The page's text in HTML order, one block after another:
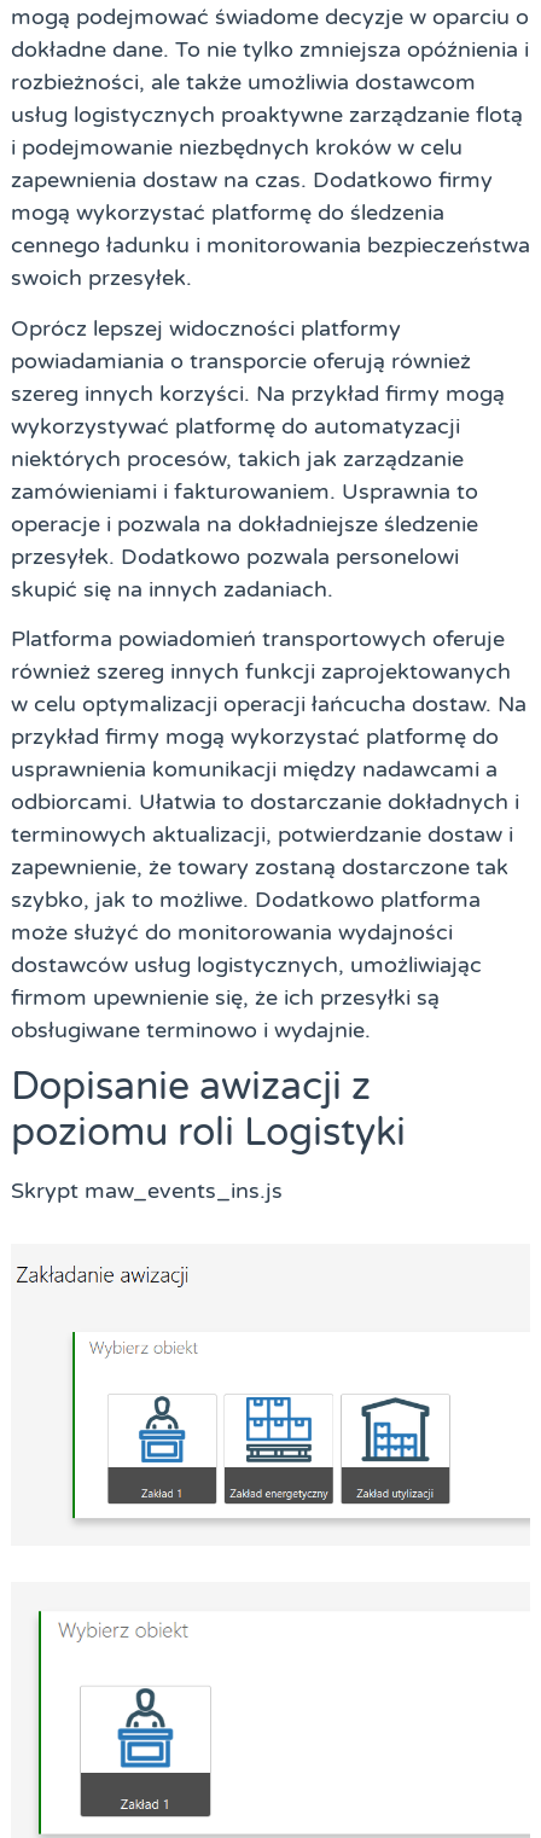
mogą podejmować świadome decyzje w oparciu o
dokładne dane. To nie tylko zmniejsza opóźnienia i
rozbieżności, ale także umożliwia dostawcom
usług logistycznych proaktywne zarządzanie flotą
i podejmowanie niezbędnych kroków w celu
zapewnienia dostaw na czas. Dodatkowo firmy
mogą wykorzystać platformę do śledzenia
cennego ładunku i monitorowania bezpieczeństwa
swoich przesyłek.
Oprócz lepszej widoczności platformy
powiadamiania o transporcie oferują również
szereg innych korzyści. Na przykład firmy mogą
wykorzystywać platformę do automatyzacji
niektórych procesów, takich jak zarządzanie
zamówieniami i fakturowaniem. Usprawnia to
operacje i pozwala na dokładniejsze śledzenie
przesyłek. Dodatkowo pozwala personelowi
skupić się na innych zadaniach.
Platforma powiadomień transportowych oferuje
również szereg innych funkcji zaprojektowanych
w celu optymalizacji operacji łańcucha dostaw. Na
przykład firmy mogą wykorzystać platformę do
usprawnienia komunikacji między nadawcami a
odbiorcami. Ułatwia to dostarczanie dokładnych i
terminowych aktualizacji, potwierdzanie dostaw i
zapewnienie, że towary zostaną dostarczone tak
szybko, jak to możliwe. Dodatkowo platforma
może służyć do monitorowania wydajności
dostawców usług logistycznych, umożliwiając
firmom upewnienie się, że ich przesyłki są
obsługiwane terminowo i wydajnie.
Dopisanie awizacji z
poziomu roli Logistyki
Skrypt maw_events_ins.js